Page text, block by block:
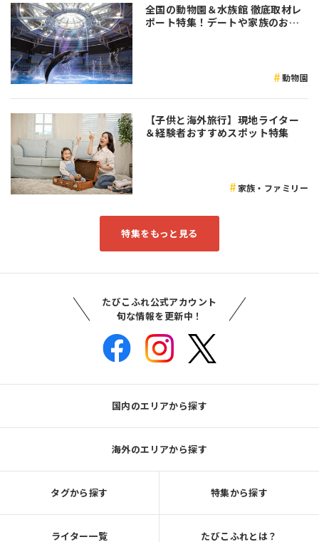
全国の動物園＆水族館 徹底取材レ
ポート特集！デートや家族のおで
動物園
【子供と海外旅行】現地ライター
＆経験者おすすめスポット特集
家族・ファミリー
特集をもっと見る
たびこふれ公式アカウント
旬な情報を更新中！
国内のエリアから探す
海外のエリアから探す
タグから探す 特集から探す
ライター一覧 たびこふれとは？